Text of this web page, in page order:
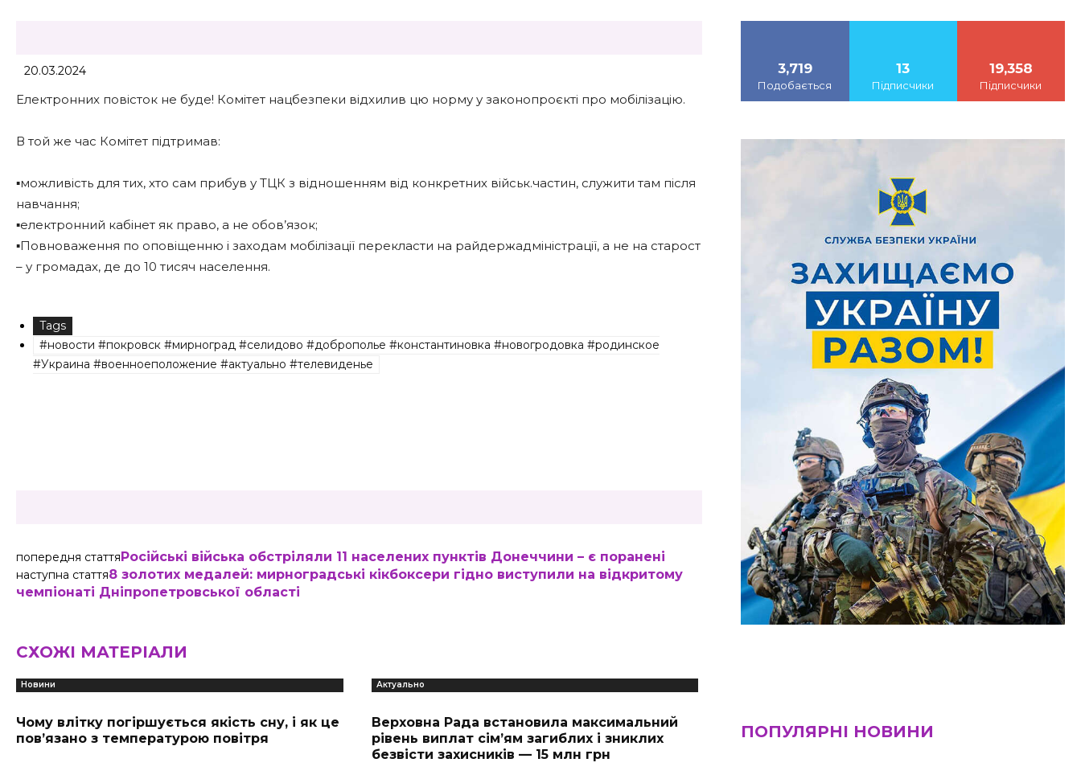
20.03.2024
Електронних повісток не буде! Комітет нацбезпеки відхилив цю норму у законопроєкті про мобілізацію.
В той же час Комітет підтримав:
▪️можливість для тих, хто сам прибув у ТЦК з відношенням від конкретних військ.частин, служити там після
навчання;
▪️електронний кабінет як право, а не обов’язок;
▪️Повноваження по оповіщенню і заходам мобілізації перекласти на райдержадміністрації, а не на старост
– у громадах, де до 10 тисяч населення.
Tags
#новости #покровск #мирноград #селидово #доброполье #константиновка #новогродовка #родинское
#Украина #военноеположение #актуально #телевиденье
попередня статтяРосійські війська обстріляли 11 населених пунктів Донеччини – є поранені
наступна стаття8 золотих медалей: мирноградські кікбоксери гідно виступили на відкритому
чемпіонаті Дніпропетровської області
СХОЖІ МАТЕРІАЛИ
Новини
Чому влітку погіршується якість сну, і як це
пов’язано з температурою повітря
Актуально
Верховна Рада встановила максимальний
рівень виплат сім’ям загиблих і зниклих
безвісти захисників — 15 млн грн
3,719
Подобається
13
Підписчики
19,358
Підписчики
ПОПУЛЯРНІ НОВИНИ